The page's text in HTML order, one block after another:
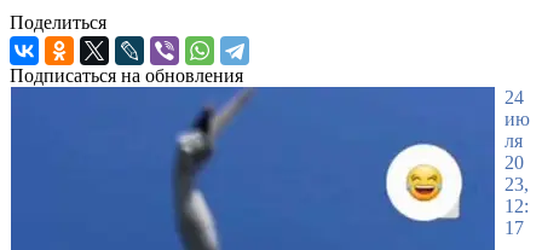
Поделиться
Подписаться на обновления
24
ию
ля
20
23,
12:
17